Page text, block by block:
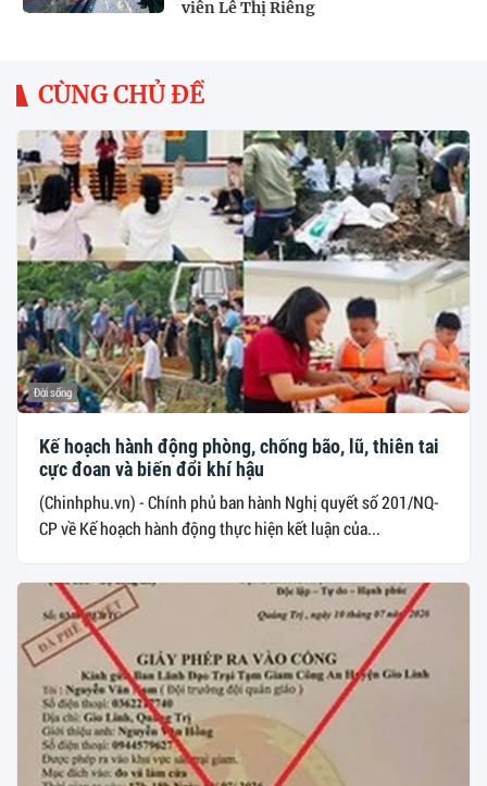
viên Lê Thị Riêng
CÙNG CHỦ ĐỀ
Đời sống
Kế hoạch hành động phòng, chống bão, lũ, thiên tai
cực đoan và biến đổi khí hậu
(Chinhphu.vn) - Chính phủ ban hành Nghị quyết số 201/NQ-
CP về Kế hoạch hành động thực hiện kết luận của...